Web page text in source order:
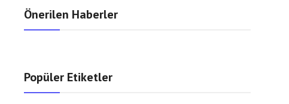
Önerilen Haberler
Popüler Etiketler